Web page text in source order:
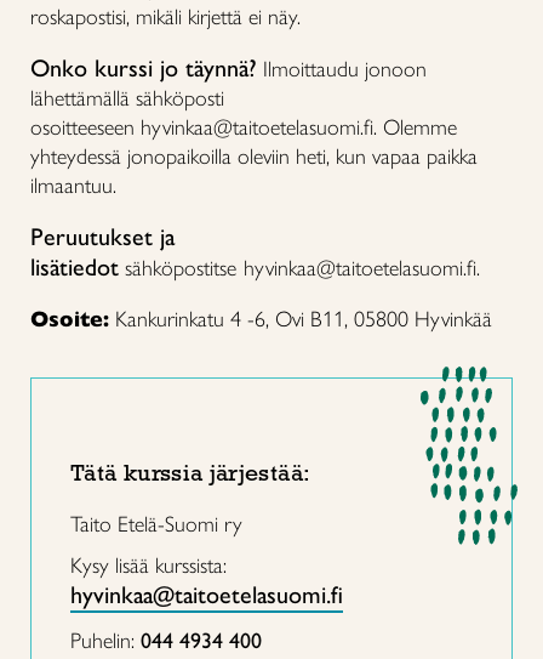
roskapostisi, mikäli kirjettä ei näy.
Onko kurssi jo täynnä? Ilmoittaudu jonoon
lähettämällä sähköposti
osoitteeseen hyvinkaa@taitoetelasuomi.fi. Olemme
yhteydessä jonopaikoilla oleviin heti, kun vapaa paikka
ilmaantuu.
Peruutukset ja
lisätiedot sähköpostitse hyvinkaa@taitoetelasuomi.fi.
Osoite: Kankurinkatu 4 -6, Ovi B11, 05800 Hyvinkää
Tätä kurssia järjestää:
Taito Etelä-Suomi ry
Kysy lisää kurssista:
hyvinkaa@taitoetelasuomi.fi
Puhelin: 044 4934 400